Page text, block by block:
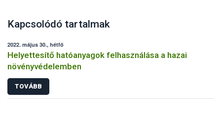
Kapcsolódó tartalmak
2022. május 30., hétfő
Helyettesítő hatóanyagok felhasználása a hazai
növényvédelemben
TOVÁBB